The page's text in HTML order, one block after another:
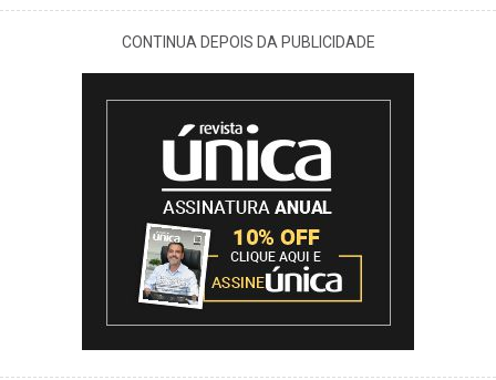
CONTINUA DEPOIS DA PUBLICIDADE